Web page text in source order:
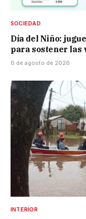
SOCIEDAD
Día del Niño:
para sostener las
6 de agosto de 2026
INTERIOR